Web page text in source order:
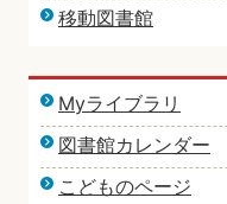
移動図書館
Myライブラリ
図書館カレンダー
こどものページ